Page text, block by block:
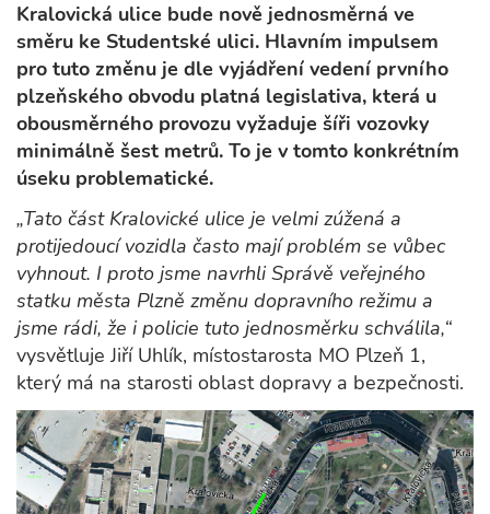
Kralovická ulice bude nově jednosměrná ve
směru ke Studentské ulici. Hlavním impulsem
pro tuto změnu je dle vyjádření vedení prvního
plzeňského obvodu platná legislativa, která u
obousměrného provozu vyžaduje šíři vozovky
minimálně šest metrů. To je v tomto konkrétním
úseku problematické.
„Tato část Kralovické ulice je velmi zúžená a
protijedoucí vozidla často mají problém se vůbec
vyhnout. I proto jsme navrhli Správě veřejného
statku města Plzně změnu dopravního režimu a
jsme rádi, že i policie tuto jednosměrku schválila,“
vysvětluje Jiří Uhlík, místostarosta MO Plzeň 1,
který má na starosti oblast dopravy a bezpečnosti.